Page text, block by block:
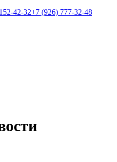
42-32+7 (926) 777-32-48